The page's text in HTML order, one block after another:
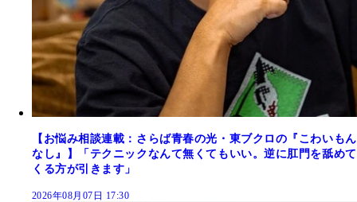
【お悩み相談連載：さらば青春の光・東ブクロの『こわいもん
なし』】「テクニックなんて無くてもいい。逆に肛門を舐めて
くる方が引きます」
2026年08月07日 17:30